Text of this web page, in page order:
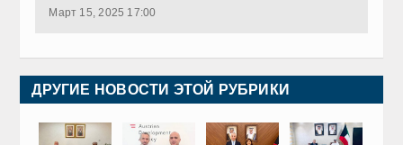
Март 15, 2025 17:00
ДРУГИЕ НОВОСТИ ЭТОЙ РУБРИКИ